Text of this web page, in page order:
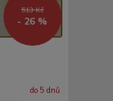
513 Kč
- 26 %
do 5 dnů